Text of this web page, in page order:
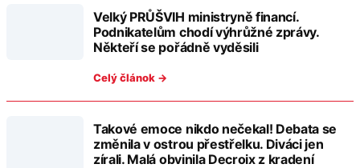
Velký PRŮŠVIH ministryně financí.
Podnikatelům chodí výhrůžné zprávy.
Někteří se pořádně vyděsili
Celý článok →
Takové emoce nikdo nečekal! Debata se
změnila v ostrou přestřelku. Diváci jen
zírali. Malá obvinila Decroix z kradení